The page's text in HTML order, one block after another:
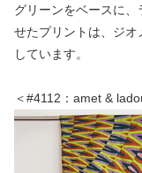
グリーンをベースに
せたプリントは、ジオ
しています。
＜#4112：amet &